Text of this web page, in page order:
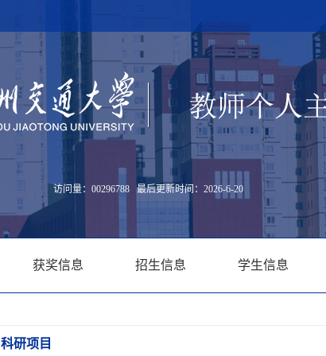
访问量： 00296788 最后更新时间： 2026-6-20
获奖信息 招生信息 学生信息
科研项目